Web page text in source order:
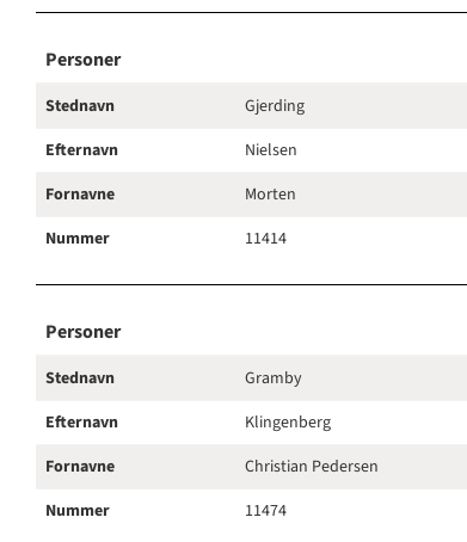
Personer
Stednavn
Gjerding
Efternavn
Nielsen
Fornavne
Morten
Nummer
11414
Personer
Stednavn
Gramby
Efternavn
Klingenberg
Fornavne
Christian Pedersen
Nummer
11474